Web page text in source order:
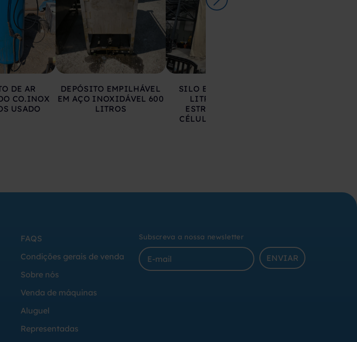
DE AR
CO.INOX
USADO
DEPÓSITO EMPILHÁVEL
EM AÇO INOXIDÁVEL 600
LITROS
SILO EM AÇO 17.000
LITROS SOBRE
ESTRUTURA COM
CÉLULAS DE CARGA
FAQS
Condições gerais de venda
Sobre nós
Venda de máquinas
Aluguel
Representadas
Subscreva a nossa newsletter
ENVIAR